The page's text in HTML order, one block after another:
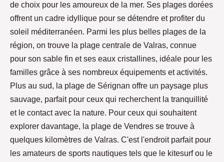
de choix pour les amoureux de la mer. Ses plages dorées
offrent un cadre idyllique pour se détendre et profiter du
soleil méditerranéen. Parmi les plus belles plages de la
région, on trouve la plage centrale de Valras, connue
pour son sable fin et ses eaux cristallines, idéale pour les
familles grâce à ses nombreux équipements et activités.
Plus au sud, la plage de Sérignan offre un paysage plus
sauvage, parfait pour ceux qui recherchent la tranquillité
et le contact avec la nature. Pour ceux qui souhaitent
explorer davantage, la plage de Vendres se trouve à
quelques kilomètres de Valras. C'est l'endroit parfait pour
les amateurs de sports nautiques tels que le kitesurf ou le